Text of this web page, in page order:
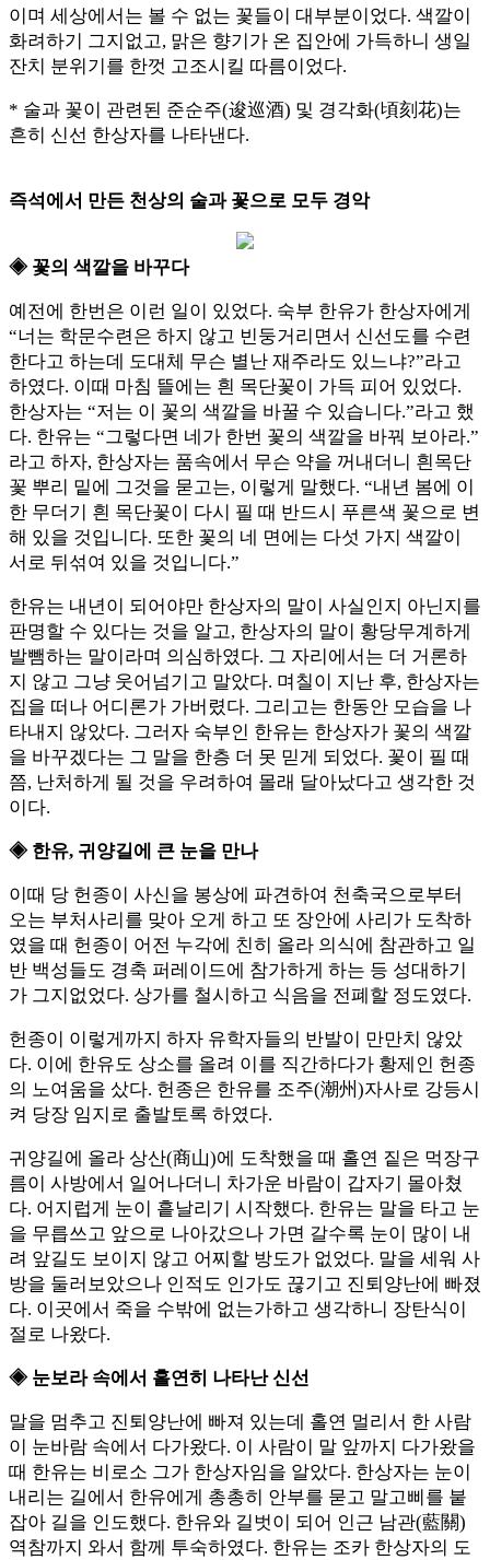
이며 세상에서는 볼 수 없는 꽃들이 대부분이었다. 색깔이
화려하기 그지없고, 맑은 향기가 온 집안에 가득하니 생일
잔치 분위기를 한껏 고조시킬 따름이었다.
* 술과 꽃이 관련된 준순주(逡巡酒) 및 경각화(頃刻花)는
흔히 신선 한상자를 나타낸다.
즉석에서 만든 천상의 술과 꽃으로 모두 경악
◈ 꽃의 색깔을 바꾸다
예전에 한번은 이런 일이 있었다. 숙부 한유가 한상자에게
“너는 학문수련은 하지 않고 빈둥거리면서 신선도를 수련
한다고 하는데 도대체 무슨 별난 재주라도 있느냐?”라고
하였다. 이때 마침 뜰에는 흰 목단꽃이 가득 피어 있었다.
한상자는 “저는 이 꽃의 색깔을 바꿀 수 있습니다.”라고 했
다. 한유는 “그렇다면 네가 한번 꽃의 색깔을 바꿔 보아라.”
라고 하자, 한상자는 품속에서 무슨 약을 꺼내더니 흰목단
꽃 뿌리 밑에 그것을 묻고는, 이렇게 말했다. “내년 봄에 이
한 무더기 흰 목단꽃이 다시 필 때 반드시 푸른색 꽃으로 변
해 있을 것입니다. 또한 꽃의 네 면에는 다섯 가지 색깔이
서로 뒤섞여 있을 것입니다.”
한유는 내년이 되어야만 한상자의 말이 사실인지 아닌지를
판명할 수 있다는 것을 알고, 한상자의 말이 황당무계하게
발뺌하는 말이라며 의심하였다. 그 자리에서는 더 거론하
지 않고 그냥 웃어넘기고 말았다. 며칠이 지난 후, 한상자는
집을 떠나 어디론가 가버렸다. 그리고는 한동안 모습을 나
타내지 않았다. 그러자 숙부인 한유는 한상자가 꽃의 색깔
을 바꾸겠다는 그 말을 한층 더 못 믿게 되었다. 꽃이 필 때
쯤, 난처하게 될 것을 우려하여 몰래 달아났다고 생각한 것
이다.
◈ 한유, 귀양길에 큰 눈을 만나
이때 당 헌종이 사신을 봉상에 파견하여 천축국으로부터
오는 부처사리를 맞아 오게 하고 또 장안에 사리가 도착하
였을 때 헌종이 어전 누각에 친히 올라 의식에 참관하고 일
반 백성들도 경축 퍼레이드에 참가하게 하는 등 성대하기
가 그지없었다. 상가를 철시하고 식음을 전폐할 정도였다.
헌종이 이렇게까지 하자 유학자들의 반발이 만만치 않았
다. 이에 한유도 상소를 올려 이를 직간하다가 황제인 헌종
의 노여움을 샀다. 헌종은 한유를 조주(潮州)자사로 강등시
켜 당장 임지로 출발토록 하였다.
귀양길에 올라 상산(商山)에 도착했을 때 홀연 짙은 먹장구
름이 사방에서 일어나더니 차가운 바람이 갑자기 몰아쳤
다. 어지럽게 눈이 흩날리기 시작했다. 한유는 말을 타고 눈
을 무릅쓰고 앞으로 나아갔으나 가면 갈수록 눈이 많이 내
려 앞길도 보이지 않고 어찌할 방도가 없었다. 말을 세워 사
방을 둘러보았으나 인적도 인가도 끊기고 진퇴양난에 빠졌
다. 이곳에서 죽을 수밖에 없는가하고 생각하니 장탄식이
절로 나왔다.
◈ 눈보라 속에서 홀연히 나타난 신선
말을 멈추고 진퇴양난에 빠져 있는데 홀연 멀리서 한 사람
이 눈바람 속에서 다가왔다. 이 사람이 말 앞까지 다가왔을
때 한유는 비로소 그가 한상자임을 알았다. 한상자는 눈이
내리는 길에서 한유에게 총총히 안부를 묻고 말고삐를 붙
잡아 길을 인도했다. 한유와 길벗이 되어 인근 남관(藍關)
역참까지 와서 함께 투숙하였다. 한유는 조카 한상자의 도